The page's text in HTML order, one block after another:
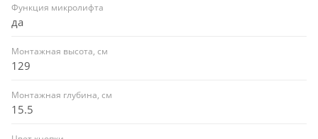
Функция микролифта
да
Монтажная высота, см
129
Монтажная глубина, см
15.5